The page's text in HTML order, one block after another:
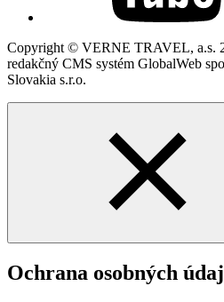
Copyright © VERNE TRAVEL, a.s.
redakčný CMS systém GlobalWeb
Slovakia s.r.o.
Ochrana osobných